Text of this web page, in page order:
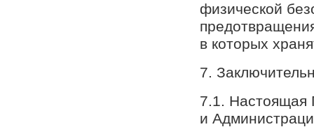
физической
в которых
7.
7.1. Настоящая
и